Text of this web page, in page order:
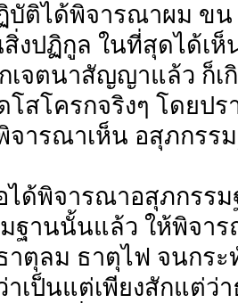
บัติได้พิจารณาผม ขน
สิ่งปฏิกูล ในที่สุดได้เ
เจตนาสัญญาแล้ว ก็เ
โสโครกจริงๆ โดยป
จารณาเห็น อสุภกรร
ได้พิจารณาอสุภกรร
ฐานนั้นแล้ว ให้พิจา
าตุลม ธาตุไฟ จนกระ
าเป็นแต่เพียงสักแต่